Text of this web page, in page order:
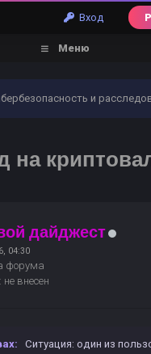
Вход
Меню
и
на
дайджест
04:30
форума
не внесен
Ситуация: один из